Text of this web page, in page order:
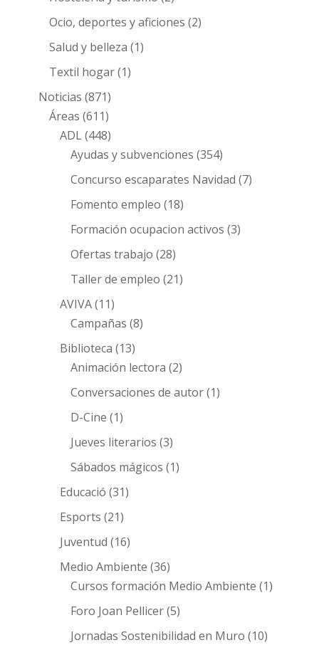
Ocio, deportes y aficiones (2)
Salud y belleza (1)
Textil hogar(1)
Noticias (871)
Áreas (611)
ADL(448)
Ayudas y subvenciones (354)
Concurso escaparates Navidad (7)
Fomento empleo (18)
Formación ocupacion activos (3)
Ofertas trabajo (28)
Taller de empleo (21)
AVIVA(11)
Campañas (8)
Biblioteca (13)
Animación lectora (2)
Conversaciones de autor(1)
D-Cine (1)
Jueves literarios (3)
Sábados mágicos (1)
Educació (31)
Esports (21)
Juventud (16)
Medio Ambiente (36)
Cursos formación Medio Ambiente (1)
Foro Joan Pellicer(5)
Jornadas Sostenibilidad en Muro (10)